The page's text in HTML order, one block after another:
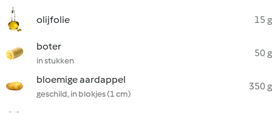
olijfolie 15 g
boter
in stukken
50 g
bloemige aardappel
geschild, in blokjes (1 cm)
350 g